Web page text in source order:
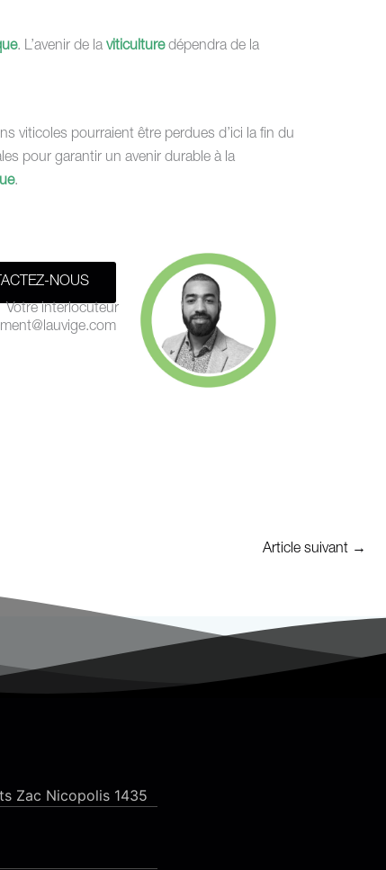
. L’avenir de la viticulturedépendra de la
viticoles pourraient être perdues d’ici la fin du
pour garantir un avenir durable à la
.
NOUS
Votre interlocuteur
Article suivant →
Zac Nicopolis 1435